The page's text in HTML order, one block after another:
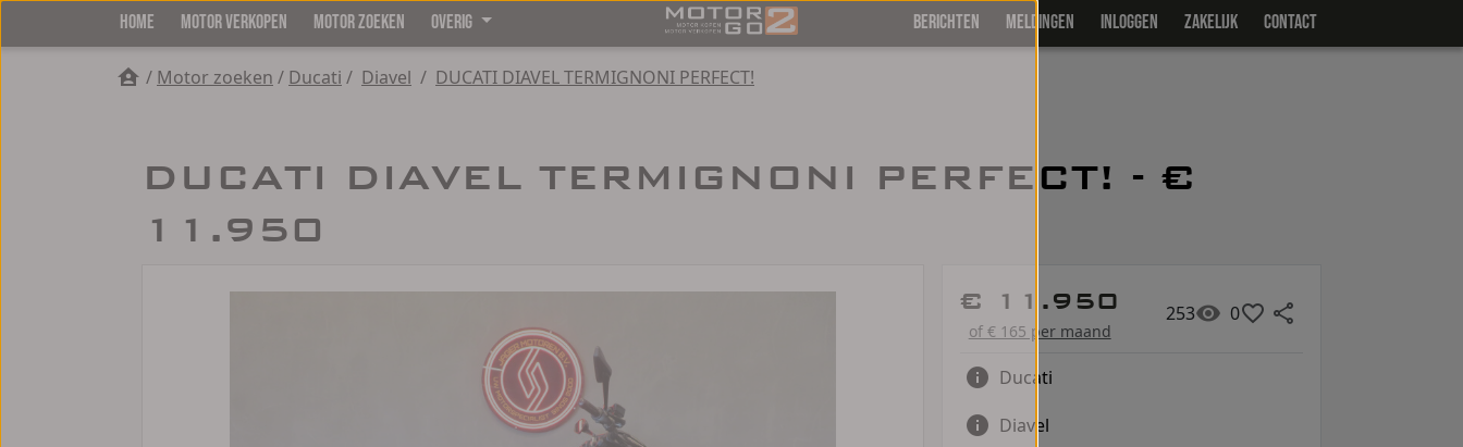
HOME MOTOR VERKOPEN MOTOR ZOEKEN OVERIG BERICHTEN MELDINGEN INLOGGEN ZAKELIJK CONTACT
/ Motor zoeken / Ducati / Diavel / DUCATI DIAVEL TERMIGNONI PERFECT!
DUCATI DIAVEL TERMIGNONI PERFECT! - €
11.950
€ 11.950
of € 165 per maand
253 0
Ducati
Diavel